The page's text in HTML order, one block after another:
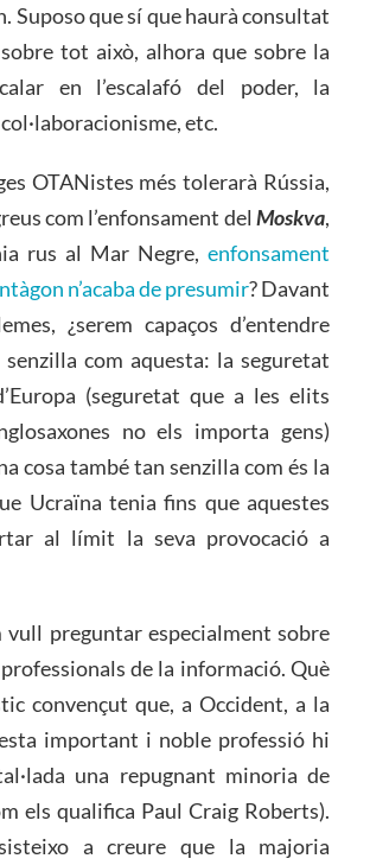
Suposo que sí que haurà consultat
tot això, alhora que sobre la
en l’escalafó del poder, la
etc.
OTANistes més tolerarà Rússia,
com l’enfonsament delMoskva,
rus al Mar Negre,enfonsament
n’acaba de presumir? Davant
¿serem capaços d’entendre
senzilla com aquesta: la seguretat
(seguretat que a les elits
no els importa gens)
cosa també tan senzilla com és la
Ucraïna tenia fins que aquestes
al límit la seva provocació a
vull preguntar especialment sobre
de la informació. Què
convençut que, a Occident, a la
important i noble professió hi
una repugnant minoria de
els qualifica Paul Craig Roberts).
a creure que la majoria